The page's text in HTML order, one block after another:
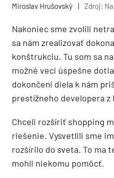
Miroslav Hrušovský Zdroj:
Nakoniec sme zvolili
sa nám zrealizovať
konštrukciu. Tu som sa
možné veci úspešne
dokončení diela k nám
prestížneho developera z
Chceli rozšíriť shopping
riešenie. Vysvetlili sme
rozšírilo do sveta. To ma
mohli niekomu pomôcť.